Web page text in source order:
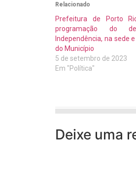
Relacionado
Prefeitura de Porto
programação do
Independência, na sede
do Município
5 de setembro de 2023
Em "Política"
Deixe uma